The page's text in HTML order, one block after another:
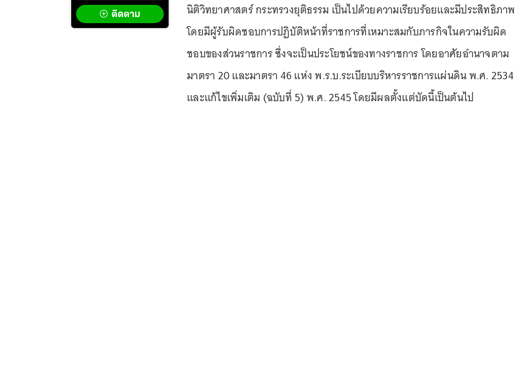
ติดตาม
นิติวิทยาศาสตร์ กระทรวงยุติธรรม เป็นไปด้วยความเรียบร้อยและมีประสิทธิภาพ
โดยมีผู้รับผิดชอบการปฏิบัติหน้าที่ราชการที่เหมาะสมกับภารกิจในความรับผิด
ชอบของส่วนราชการ ซึ่งจะเป็นประโยชน์ของทางราชการ โดยอาศัยอำนาจตาม
มาตรา 20 และมาตรา 46 แห่ง พ.ร.บ.ระเบียบบริหารราชการแผ่นดิน พ.ศ. 2534
และแก้ไขเพิ่มเติม (ฉบับที่ 5) พ.ศ. 2545 โดยมีผลตั้งแต่บัดนี้เป็นต้นไป